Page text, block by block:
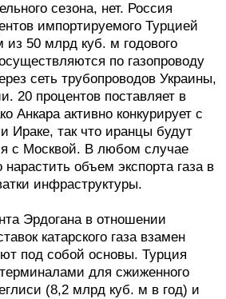
сезона, нет. Россия
импортируемого Турцией
из 50 млрд куб. м годового
по газопроводу
сеть трубопроводов Украины,
20 процентов поставляет в
Анкара активно конкурирует с
Ираке, так что иранцы будут
с Москвой. В любом случае
объем экспорта газа в
инфраструктуры.
Эрдогана в отношении
катарского газа взамен
под собой основы. Турция
для сжиженного
(8,2 млрд куб. м в год) и